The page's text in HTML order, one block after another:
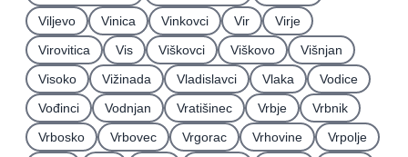
Viljevo
Vinica Vinkovci Vir
Virje
Virovitica
Vis Viškovci Viškovo
Višnjan
Visoko
Vižinada Vladislavci Vlaka
Vodice
Vođinci
Vodnjan Vratišinec Vrbje
Vrbnik
Vrbosko
Vrbovec Vrgorac Vrhovine
Vrpolje